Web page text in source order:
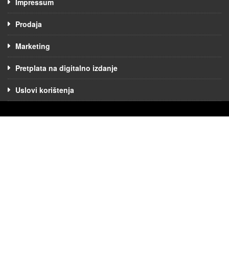
Impressum
Prodaja
Marketing
Pretplata na digitalno izdanje
Uslovi korištenja